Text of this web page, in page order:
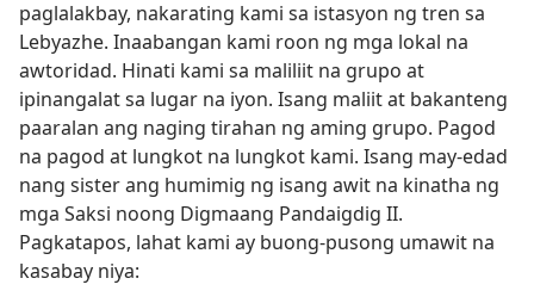
paglalakbay, nakarating kami sa istasyon ng tren sa
Lebyazhe. Inaabangan kami roon ng mga lokal na
awtoridad. Hinati kami sa maliliit na grupo at
ipinangalat sa lugar na iyon. Isang maliit at bakanteng
paaralan ang naging tirahan ng aming grupo. Pagod
na pagod at lungkot na lungkot kami. Isang may-edad
nang sister ang humimig ng isang awit na kinatha ng
mga Saksi noong Digmaang Pandaigdig II.
Pagkatapos, lahat kami ay buong-pusong umawit na
kasabay niya: